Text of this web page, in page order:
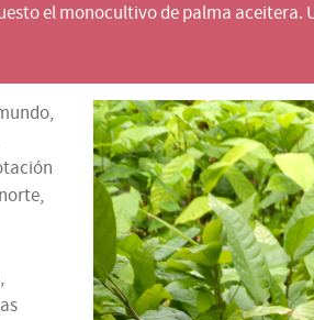
el monocultivo de palma